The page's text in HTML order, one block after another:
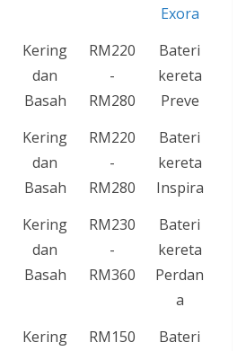
Exora
Kering
dan
Basah
RM220
-
RM280
Bateri
kereta
Preve
Kering
dan
Basah
RM220
-
RM280
Bateri
kereta
Inspira
Kering
dan
Basah
RM230
-
RM360
Bateri
kereta
Perdan
a
Kering
RM150
Bateri